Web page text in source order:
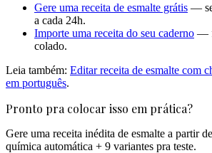
Gere uma receita de esmalte grátis —
a cada 24h.
Importe uma receita do seu caderno —
colado.
Leia também: Editar receita de esmalte com
em português.
Pronto pra colocar isso em prática?
Gere uma receita inédita de esmalte a partir
química automática + 9 variantes pra teste.